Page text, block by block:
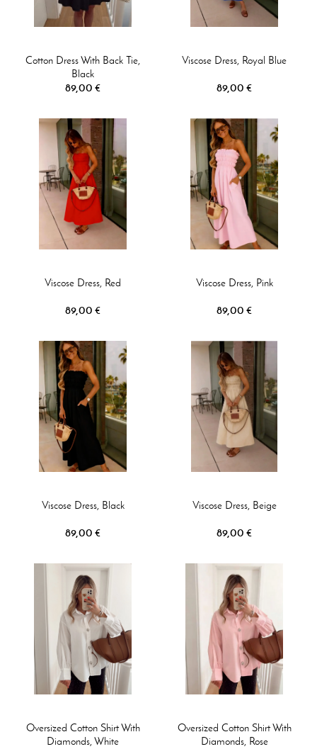
Cotton Dress With Back Tie,
Black
89,00 €
Viscose Dress, Royal Blue
89,00 €
Viscose Dress, Red
89,00 €
Viscose Dress, Pink
89,00 €
Viscose Dress, Black
89,00 €
Viscose Dress, Beige
89,00 €
Oversized Cotton Shirt With
Diamonds, White
Oversized Cotton Shirt With
Diamonds, Rose